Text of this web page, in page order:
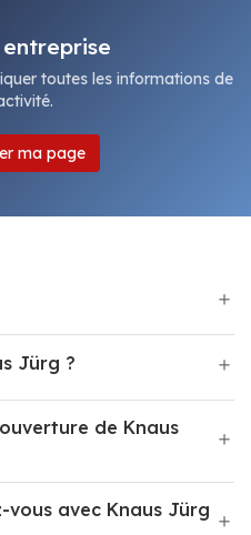
toutes les informations de
ma page
Jürg ?
de Knaus
vous avec Knaus Jürg